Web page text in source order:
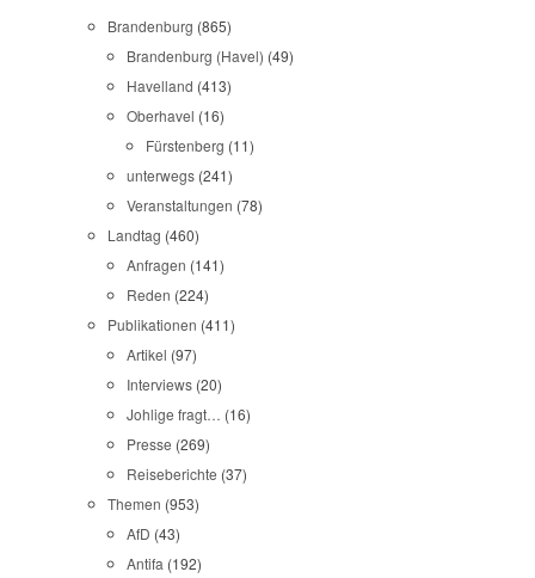
Brandenburg (865)
Brandenburg (Havel) (49)
Havelland (413)
Oberhavel (16)
Fürstenberg (11)
unterwegs (241)
Veranstaltungen (78)
Landtag (460)
Anfragen (141)
Reden (224)
Publikationen (411)
Artikel (97)
Interviews (20)
Johlige fragt… (16)
Presse (269)
Reiseberichte (37)
Themen (953)
AfD (43)
Antifa (192)